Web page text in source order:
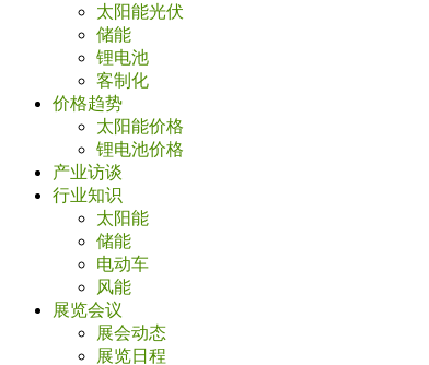
太阳能光伏
储能
锂电池
客制化
价格趋势
太阳能价格
锂电池价格
产业访谈
行业知识
太阳能
储能
电动车
风能
展览会议
展会动态
展览日程